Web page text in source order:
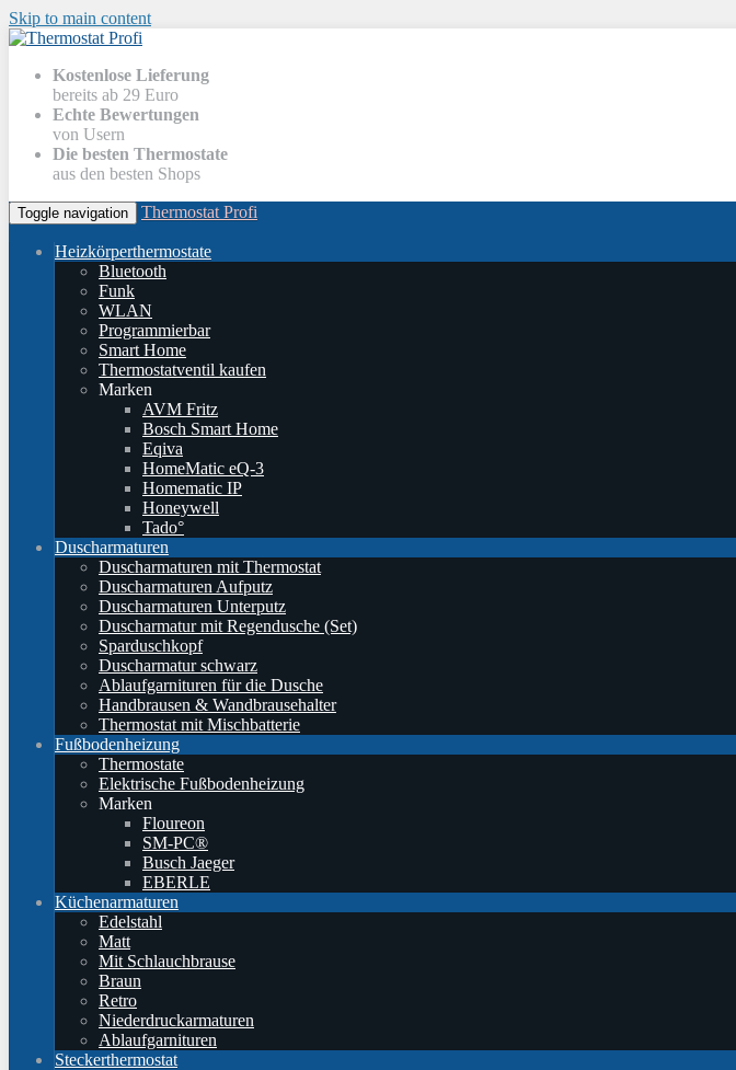
Skip to main content
Kostenlose Lieferung
bereits ab 29 Euro
Echte Bewertungen
von Usern
Die besten Thermostate
aus den besten Shops
Toggle navigation Thermostat Profi
Heizkörperthermostate
Bluetooth
Funk
WLAN
Programmierbar
Smart Home
Thermostatventil kaufen
Marken
AVM Fritz
Bosch Smart Home
Eqiva
HomeMatic eQ-3
Homematic IP
Honeywell
Tado°
Duscharmaturen
Duscharmaturen mit Thermostat
Duscharmaturen Aufputz
Duscharmaturen Unterputz
Duscharmatur mit Regendusche (Set)
Sparduschkopf
Duscharmatur schwarz
Ablaufgarnituren für die Dusche
Handbrausen & Wandbrausehalter
Thermostat mit Mischbatterie
Fußbodenheizung
Thermostate
Elektrische Fußbodenheizung
Marken
Floureon
SM-PC®
Busch Jaeger
EBERLE
Küchenarmaturen
Edelstahl
Matt
Mit Schlauchbrause
Braun
Retro
Niederdruckarmaturen
Ablaufgarnituren
Steckerthermostat